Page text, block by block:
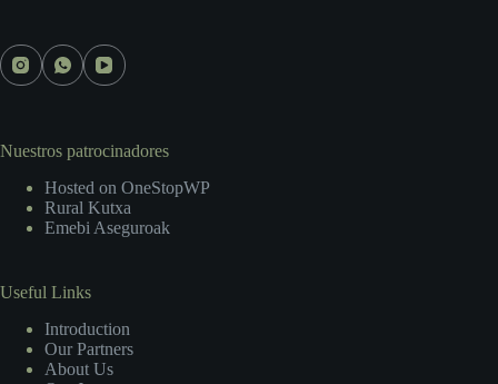
Nuestros patrocinadores
Hosted on OneStopWP
Rural Kutxa
Emebi Aseguroak
Useful Links
Introduction
Our Partners
About Us